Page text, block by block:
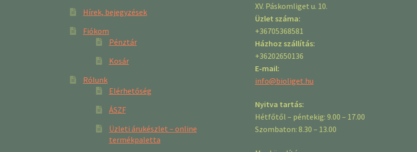
Hírek, bejegyzések
Fiókom
Pénztár
Kosár
Rólunk
Elérhetőség
ÁSZF
Üzleti árukészlet – online
termékpaletta
XV. Páskomliget u. 10.
Üzlet száma:
+36705368581
Házhoz szállítás:
+36202650136
E-mail:
info@bioliget.hu
Nyitva tartás:
Hétfőtől – péntekig: 9.00 – 17.00
Szombaton: 8.30 – 13.00